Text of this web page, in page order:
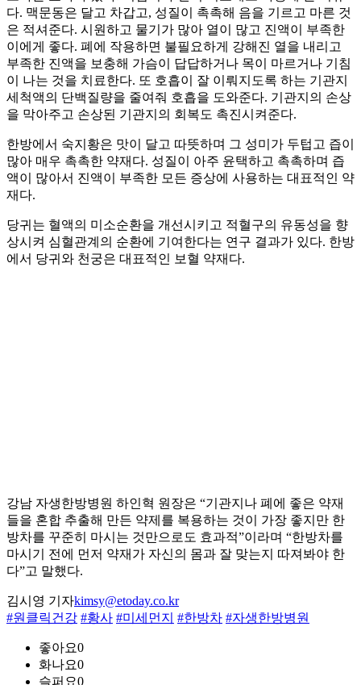
다. 맥문동은 달고 차갑고, 성질이 촉촉해 음을 기르고 마른 것
은 적셔준다. 시원하고 물기가 많아 열이 많고 진액이 부족한
이에게 좋다. 폐에 작용하면 불필요하게 강해진 열을 내리고
부족한 진액을 보충해 가슴이 답답하거나 목이 마르거나 기침
이 나는 것을 치료한다. 또 호흡이 잘 이뤄지도록 하는 기관지
세척액의 단백질량을 줄여줘 호흡을 도와준다. 기관지의 손상
을 막아주고 손상된 기관지의 회복도 촉진시켜준다.
한방에서 숙지황은 맛이 달고 따뜻하며 그 성미가 두텁고 즙이
많아 매우 촉촉한 약재다. 성질이 아주 윤택하고 촉촉하며 즙
액이 많아서 진액이 부족한 모든 증상에 사용하는 대표적인 약
재다.
당귀는 혈액의 미소순환을 개선시키고 적혈구의 유동성을 향
상시켜 심혈관계의 순환에 기여한다는 연구 결과가 있다. 한방
에서 당귀와 천궁은 대표적인 보혈 약재다.
강남 자생한방병원 하인혁 원장은 “기관지나 폐에 좋은 약재
들을 혼합 추출해 만든 약제를 복용하는 것이 가장 좋지만 한
방차를 꾸준히 마시는 것만으로도 효과적”이라며 “한방차를
마시기 전에 먼저 약재가 자신의 몸과 잘 맞는지 따져봐야 한
다”고 말했다.
김시영 기자kimsy@etoday.co.kr
#원클릭건강 #황사 #미세먼지 #한방차 #자생한방병원
좋아요0
화나요0
슬퍼요0